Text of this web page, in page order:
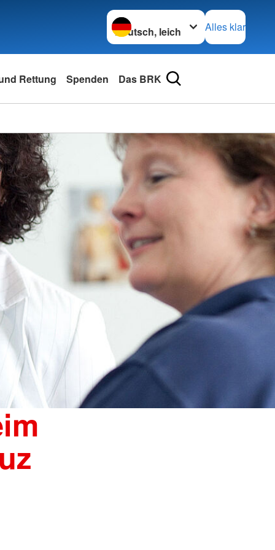
Sprache wechseln zu
Alles klar
Rettung Spenden Das BRK